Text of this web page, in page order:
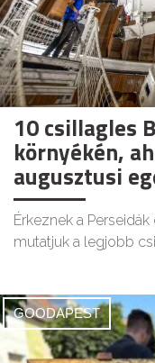
10 csillagles
környékén,
augusztusi
Érkeznek a
mutatjuk a legjobb
GOODAPEST